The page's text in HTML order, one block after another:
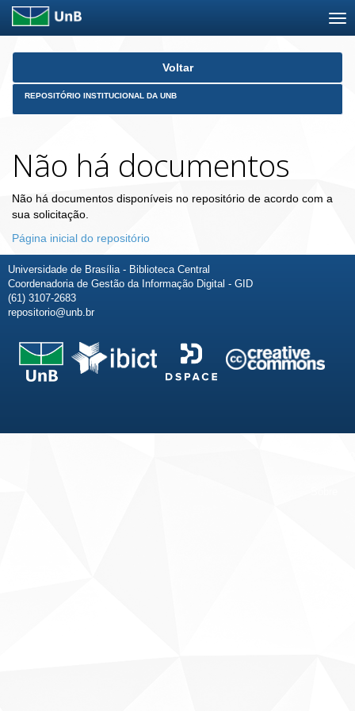
Skip
Voltar
REPOSITÓRIO INSTITUCIONAL DA UNB
Não há documentos
Não há documentos disponíveis no repositório de acordo com a
sua solicitação.
Página inicial do repositório
Universidade de Brasília - Biblioteca Central
Coordenadoria de Gestão da Informação Digital - GID
(61) 3107-2683
repositorio@unb.br